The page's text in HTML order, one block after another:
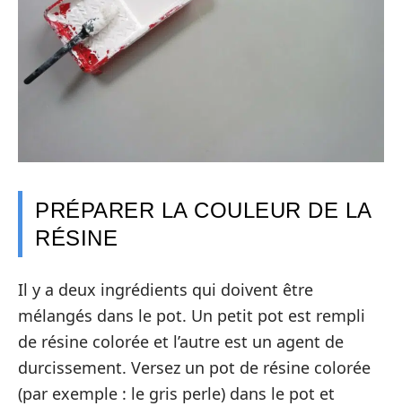
PRÉPARER LA COULEUR DE LA
RÉSINE
Il y a deux ingrédients qui doivent être
mélangés dans le pot. Un petit pot est rempli
de résine colorée et l’autre est un agent de
durcissement. Versez un pot de résine colorée
(par exemple : le gris perle) dans le pot et